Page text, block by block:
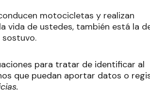
motocicletas y realizan
vida de ustedes, también está la
sostuvo.
para tratar de identificar al
que puedan aportar datos o